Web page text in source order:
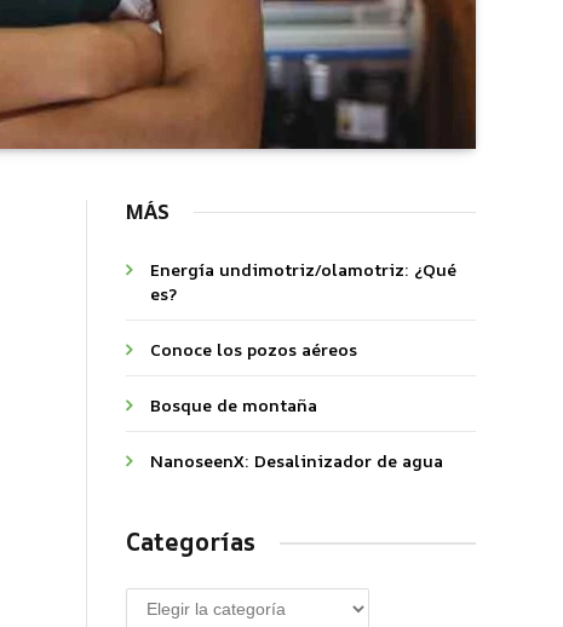
MÁS
Energía undimotriz/olamotriz: ¿Qué
es?
Conoce los pozos aéreos
Bosque de montaña
NanoseenX: Desalinizador de agua
Categorías